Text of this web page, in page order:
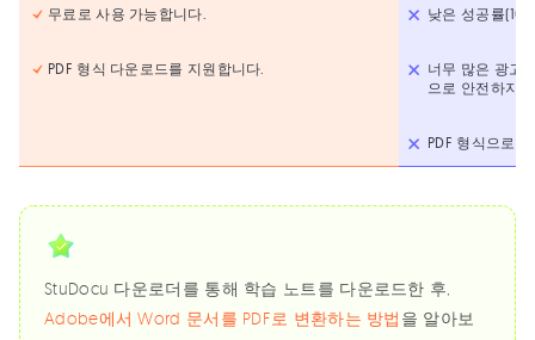
무료로 사용 가능합니다.
PDF 형식 다운로드를 지원합니다.
낮은 성공률
너무 많은 광고,
으로 안전하지
PDF 형식으로
StuDocu 다운로더를 통해 학습 노트를 다운로드한 후,
Adobe에서 Word 문서를 PDF로 변환하는 방법 을 알아보